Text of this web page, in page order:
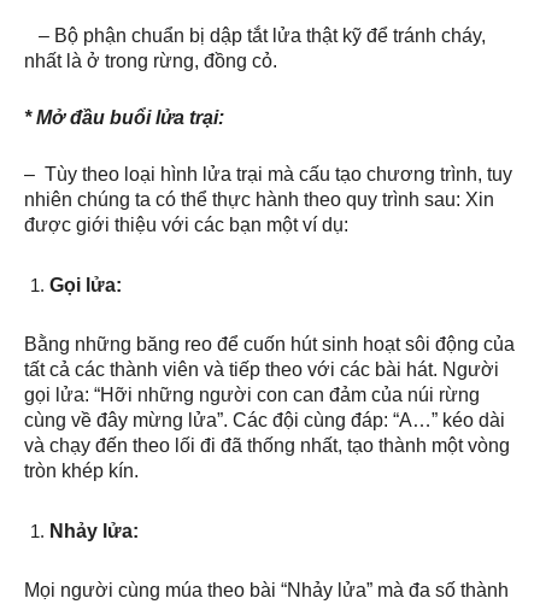
– Bộ phận chuẩn bị dập tắt lửa thật kỹ để tránh cháy,
nhất là ở trong rừng, đồng cỏ.
* Mở đầu buổi lửa trại:
– Tùy theo loại hình lửa trại mà cấu tạo chương trình, tuy
nhiên chúng ta có thể thực hành theo quy trình sau: Xin
được giới thiệu với các bạn một ví dụ:
Gọi lửa:
Bằng những băng reo để cuốn hút sinh hoạt sôi động của
tất cả các thành viên và tiếp theo với các bài hát. Người
gọi lửa: “Hỡi những người con can đảm của núi rừng
cùng về đây mừng lửa”. Các đội cùng đáp: “A…” kéo dài
và chạy đến theo lối đi đã thống nhất, tạo thành một vòng
tròn khép kín.
Nhảy lửa:
Mọi người cùng múa theo bài “Nhảy lửa” mà đa số thành